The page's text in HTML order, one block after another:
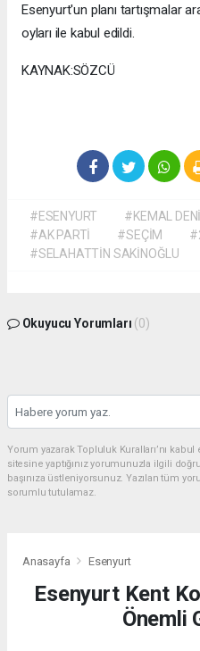
Esenyurt'un planı tartışmalar
oyları ile kabul edildi.
KAYNAK:SÖZCÜ
#ESENYURT #KEMAL
#AK PARTİ
#SEÇİM
#SELAHATTİN SAKİNOĞLU
Okuyucu Yorumları (0)
Yorum yazarak Topluluk Kuralları’nı
sitesine yaptığınız yorumunuzla ilgili
başınıza üstleniyorsunuz. Yazılan tüm
sorumlu tutulamaz.
Anasayfa Esenyurt
Esenyurt Kent
Önemli